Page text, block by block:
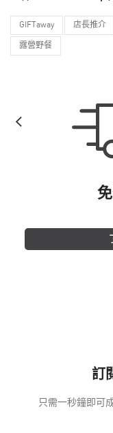
GIFTaway 店長推介
露營野餐
訂
只需一秒鐘即可